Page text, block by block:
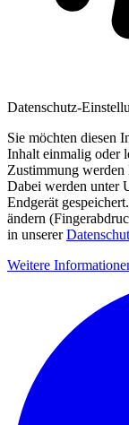
Datenschutz-
Sie möchten diesen
Inhalt einmalig oder
Zustimmung werden
Dabei werden unter
Endgerät
ändern
in unserer
Weitere